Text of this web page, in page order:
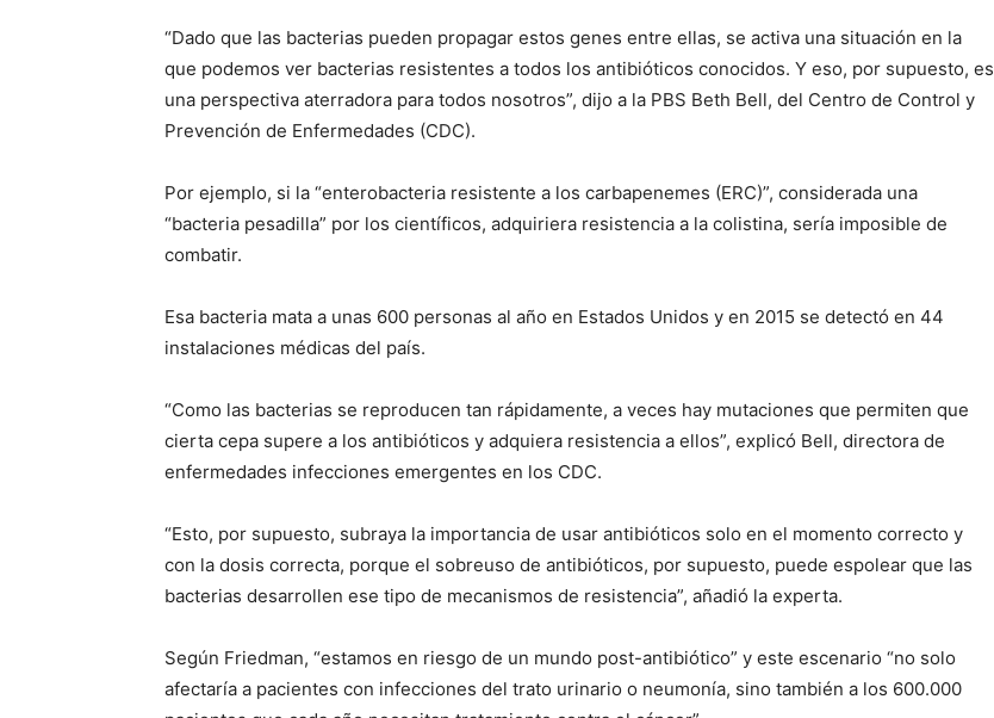
“Dado que las bacterias pueden propagar estos genes entre ellas, se activa una situación en la
que podemos ver bacterias resistentes a todos los antibióticos conocidos. Y eso, por supuesto, es
una perspectiva aterradora para todos nosotros”, dijo a la PBS Beth Bell, del Centro de Control y
Prevención de Enfermedades (CDC).
Por ejemplo, si la “enterobacteria resistente a los carbapenemes (ERC)”, considerada una
“bacteria pesadilla” por los científicos, adquiriera resistencia a la colistina, sería imposible de
combatir.
Esa bacteria mata a unas 600 personas al año en Estados Unidos y en 2015 se detectó en 44
instalaciones médicas del país.
“Como las bacterias se reproducen tan rápidamente, a veces hay mutaciones que permiten que
cierta cepa supere a los antibióticos y adquiera resistencia a ellos”, explicó Bell, directora de
enfermedades infecciones emergentes en los CDC.
“Esto, por supuesto, subraya la importancia de usar antibióticos solo en el momento correcto y
con la dosis correcta, porque el sobreuso de antibióticos, por supuesto, puede espolear que las
bacterias desarrollen ese tipo de mecanismos de resistencia”, añadió la experta.
Según Friedman, “estamos en riesgo de un mundo post-antibiótico” y este escenario “no solo
afectaría a pacientes con infecciones del trato urinario o neumonía, sino también a los 600.000